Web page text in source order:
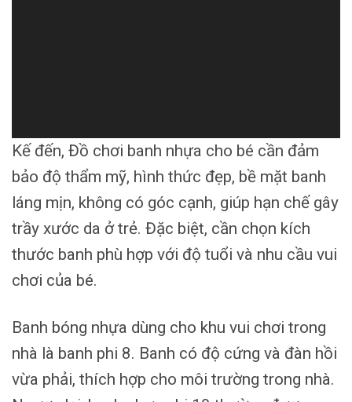
Kế đến, Đồ chơi banh nhựa cho bé cần đảm
bảo độ thẩm mỹ, hình thức đẹp, bề mặt banh
láng mịn, không có góc cạnh, giúp hạn chế gây
trầy xước da ở trẻ. Đặc biệt, cần chọn kích
thước banh phù hợp với độ tuổi và nhu cầu vui
chơi của bé.
Banh bóng nhựa dùng cho khu vui chơi trong
nhà là banh phi 8. Banh có độ cứng và đàn hồi
vừa phải, thích hợp cho môi trường trong nhà.